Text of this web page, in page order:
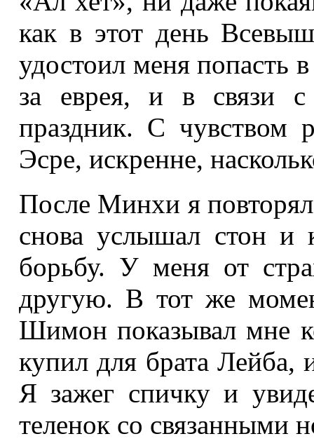
как в этот день
удостоил меня попасть
за еврея, и в связи
праздник. С чувством
Эсре, искренне,
После Минхи я
снова услышал стон и
борьбу. У меня от
другую. В тот же
Шимон показывал мне
купил для брата Лейба,
Я зажег спичку и
теленок со связанными